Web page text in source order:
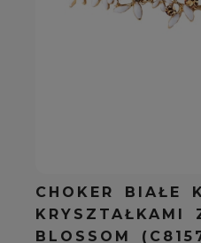
CHOKER BIAŁE
KRYSZTAŁKAMI
BLOSSOM